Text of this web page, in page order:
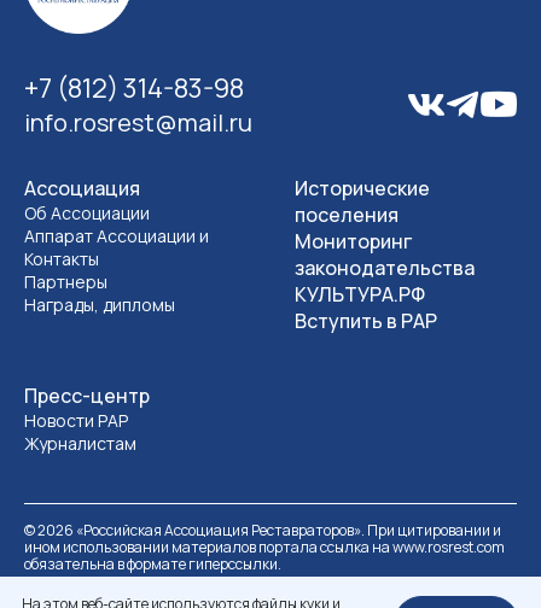
На этом веб-сайте используются файлы куки и
+7 (812) 314-83-98
info.rosrest@mail.ru
Ассоциация
Об Ассоциации
Аппарат Ассоциации и
Контакты
Партнеры
Награды, дипломы
Пресс-центр
Новости РАР
Журналистам
Исторические
поселения
Мониторинг
законодательства
КУЛЬТУРА.РФ
Вступить в РАР
©2026 «Российская Ассоциация Реставраторов». При цитировании и
ином использовании материалов портала ссылка на www.rosrest.com
обязательна в формате гиперссылки.
Политика обработки персональных данных
Разработка сайта